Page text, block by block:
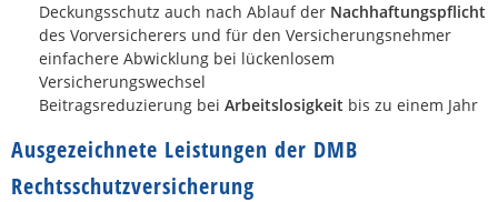
Deckungsschutz auch nach Ablauf der Nachhaftungspflicht
des Vorversicherers und für den Versicherungsnehmer
einfachere Abwicklung bei lückenlosem
Versicherungswechsel
Beitragsreduzierung bei Arbeitslosigkeit bis zu einem Jahr
Ausgezeichnete Leistungen der DMB
Rechtsschutzversicherung